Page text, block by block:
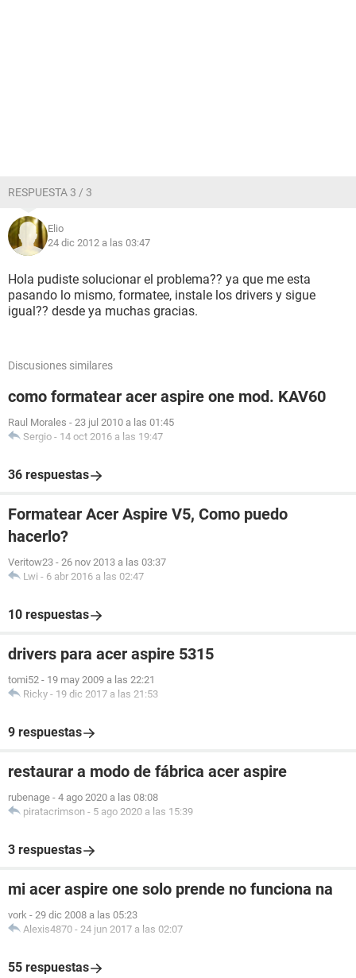
RESPUESTA 3 / 3
Elio
24 dic 2012 a las 03:47
Hola pudiste solucionar el problema?? ya que me esta
pasando lo mismo, formatee, instale los drivers y sigue
igual?? desde ya muchas gracias.
Discusiones similares
como formatear acer aspire one mod. KAV60
Raul Morales - 23 jul 2010 a las 01:45
Sergio - 14 oct 2016 a las 19:47
36 respuestas
Formatear Acer Aspire V5, Como puedo
hacerlo?
Veritow23 - 26 nov 2013 a las 03:37
Lwi - 6 abr 2016 a las 02:47
10 respuestas
drivers para acer aspire 5315
tomi52 - 19 may 2009 a las 22:21
Ricky - 19 dic 2017 a las 21:53
9 respuestas
restaurar a modo de fábrica acer aspire
rubenage - 4 ago 2020 a las 08:08
piratacrimson - 5 ago 2020 a las 15:39
3 respuestas
mi acer aspire one solo prende no funciona na
vork - 29 dic 2008 a las 05:23
Alexis4870 - 24 jun 2017 a las 02:07
55 respuestas